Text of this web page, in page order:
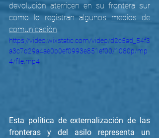
devolución aterricen en su frontera sur
como lo registran algunos medios de
comunicación
https://video.wixstatic.com/video/d2c5ad_54f3
a3c7d29a4ae0b0ef0993e851ef00/1080p/mp
4/file.mp4
Esta política de externalización de las
fronteras y del asilo representa un